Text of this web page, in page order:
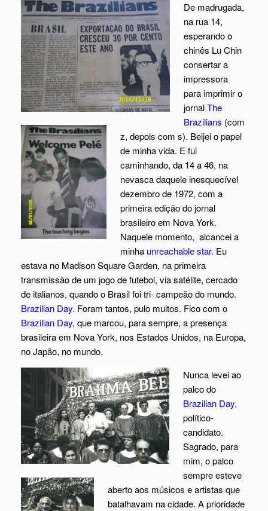
De madrugada,
na rua 14,
esperando o
chinês Lu Chin
consertar a
impressora
para imprimir o
jornalThe
Brazilians (com
z, depois com s). Beijei o papel
de minha vida. E fui
caminhando, da 14 a 46, na
nevasca daquele inesquecível
dezembro de 1972, com a
primeira edição do jornal
brasileiro em Nova York.
Naquele momento, alcancei a
minha unreachable star. Eu
estava no Madison Square Garden, na primeira
transmissão de um jogo de futebol, via satélite, cercado
de italianos, quando o Brasil foi tri- campeão do mundo.
Brazilian Day. Foram tantos, pulo muitos. Fico com o
Brazilian Day, que marcou, para sempre, a presença
brasileira em Nova York, nos Estados Unidos, na Europa,
no Japão, no mundo.
Nunca levei ao
palco do
Brazilian Day,
político-
candidato.
Sagrado, para
mim, o palco
sempre esteve
aberto aos músicos e artistas que
batalhavam na cidade. A prioridade